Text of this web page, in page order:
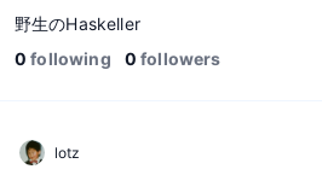
野生のHaskeller
0 following 0 followers
lotz